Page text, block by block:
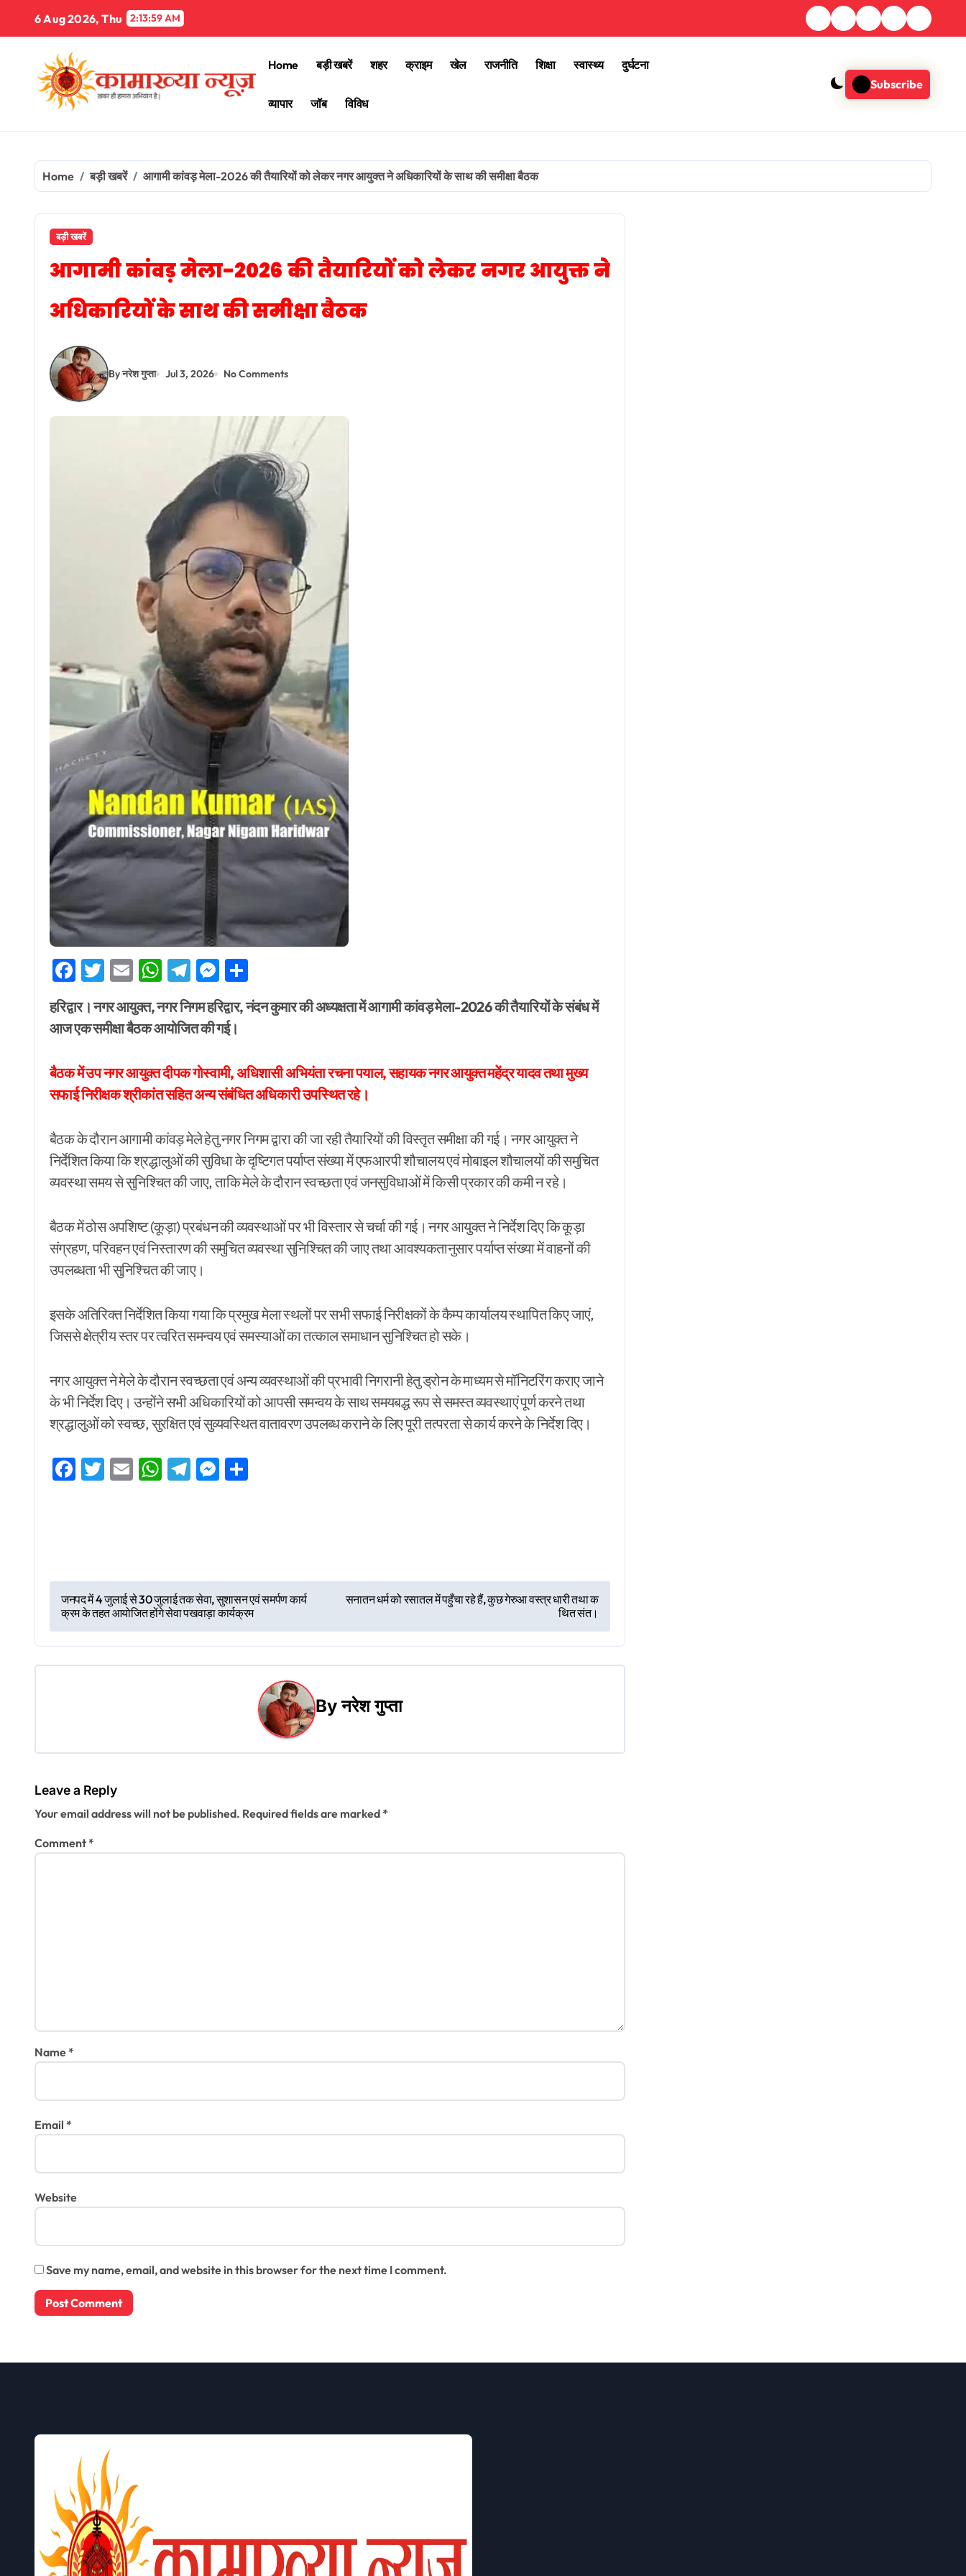
content
6 Aug 2026, Thu 2:14:00 AM
Home बड़ी खबरें शहर क्राइम खेल राजनीति शिक्षा स्वास्थ्य दुर्घटना
व्यापार जॉब विविध
Subscribe
Home बड़ी खबरें आगामी कांवड़ मेला-2026 की तैयारियों को लेकर नगर आयुक्त ने अधिकारियों के साथ की समीक्षा बैठक
बड़ी खबरें
आगामी कांवड़ मेला-2026 की तैयारियों को लेकर नगर आयुक्त ने
अधिकारियों के साथ की समीक्षा बैठक
By नरेश गुप्ता Jul 3, 2026 No Comments
Facebook
Twitter
EmailWhatsApp
Telegram
Messenger
हरिद्वार। नगर आयुक्त, नगर निगम हरिद्वार, नंदन कुमार की अध्यक्षता में आगामी कांवड़ मेला-2026 की तैयारियों के संबंध में
आज एक समीक्षा बैठक आयोजित की गई।
बैठक में उप नगर आयुक्त दीपक गोस्वामी, अधिशासी अभियंता रचना पयाल, सहायक नगर आयुक्त महेंद्र यादव तथा मुख्य
सफाई निरीक्षक श्रीकांत सहित अन्य संबंधित अधिकारी उपस्थित रहे।
बैठक के दौरान आगामी कांवड़ मेले हेतु नगर निगम द्वारा की जा रही तैयारियों की विस्तृत समीक्षा की गई। नगर आयुक्त ने
निर्देशित किया कि श्रद्धालुओं की सुविधा के दृष्टिगत पर्याप्त संख्या में एफआरपी शौचालय एवं मोबाइल शौचालयों की समुचित
व्यवस्था समय से सुनिश्चित की जाए, ताकि मेले के दौरान स्वच्छता एवं जनसुविधाओं में किसी प्रकार की कमी न रहे।
बैठक में ठोस अपशिष्ट (कूड़ा) प्रबंधन की व्यवस्थाओं पर भी विस्तार से चर्चा की गई। नगर आयुक्त ने निर्देश दिए कि कूड़ा
संग्रहण, परिवहन एवं निस्तारण की समुचित व्यवस्था सुनिश्चित की जाए तथा आवश्यकतानुसार पर्याप्त संख्या में वाहनों की
उपलब्धता भी सुनिश्चित की जाए।
इसके अतिरिक्त निर्देशित किया गया कि प्रमुख मेला स्थलों पर सभी सफाई निरीक्षकों के कैम्प कार्यालय स्थापित किए जाएं,
जिससे क्षेत्रीय स्तर पर त्वरित समन्वय एवं समस्याओं का तत्काल समाधान सुनिश्चित हो सके।
नगर आयुक्त ने मेले के दौरान स्वच्छता एवं अन्य व्यवस्थाओं की प्रभावी निगरानी हेतु ड्रोन के माध्यम से मॉनिटरिंग कराए जाने
के भी निर्देश दिए। उन्होंने सभी अधिकारियों को आपसी समन्वय के साथ समयबद्ध रूप से समस्त व्यवस्थाएं पूर्ण करने तथा
श्रद्धालुओं को स्वच्छ, सुरक्षित एवं सुव्यवस्थित वातावरण उपलब्ध कराने के लिए पूरी तत्परता से कार्य करने के निर्देश दिए।
Facebook
Twitter
EmailWhatsApp
Telegram
Messenger
P
o
s
i
a
जनपद में 4 जुलाई से 30 जुलाई तक सेवा, सुशासन एवं समर्पण कार्य
क्रम के तहत आयोजित होंगे सेवा पखवाड़ा कार्यक्रम
सनातन धर्म को रसातल में पहुँचा रहे हैं, कुछ गेरुआ वस्त्र धारी तथा क
थित संत।
Byनरेश गुप्ता
Leave a Reply
Your email address will not be published. Required fields are marked*
Comment*
Name*
Email *
Website
Save my name, email, and website in this browser for the next time I comment.